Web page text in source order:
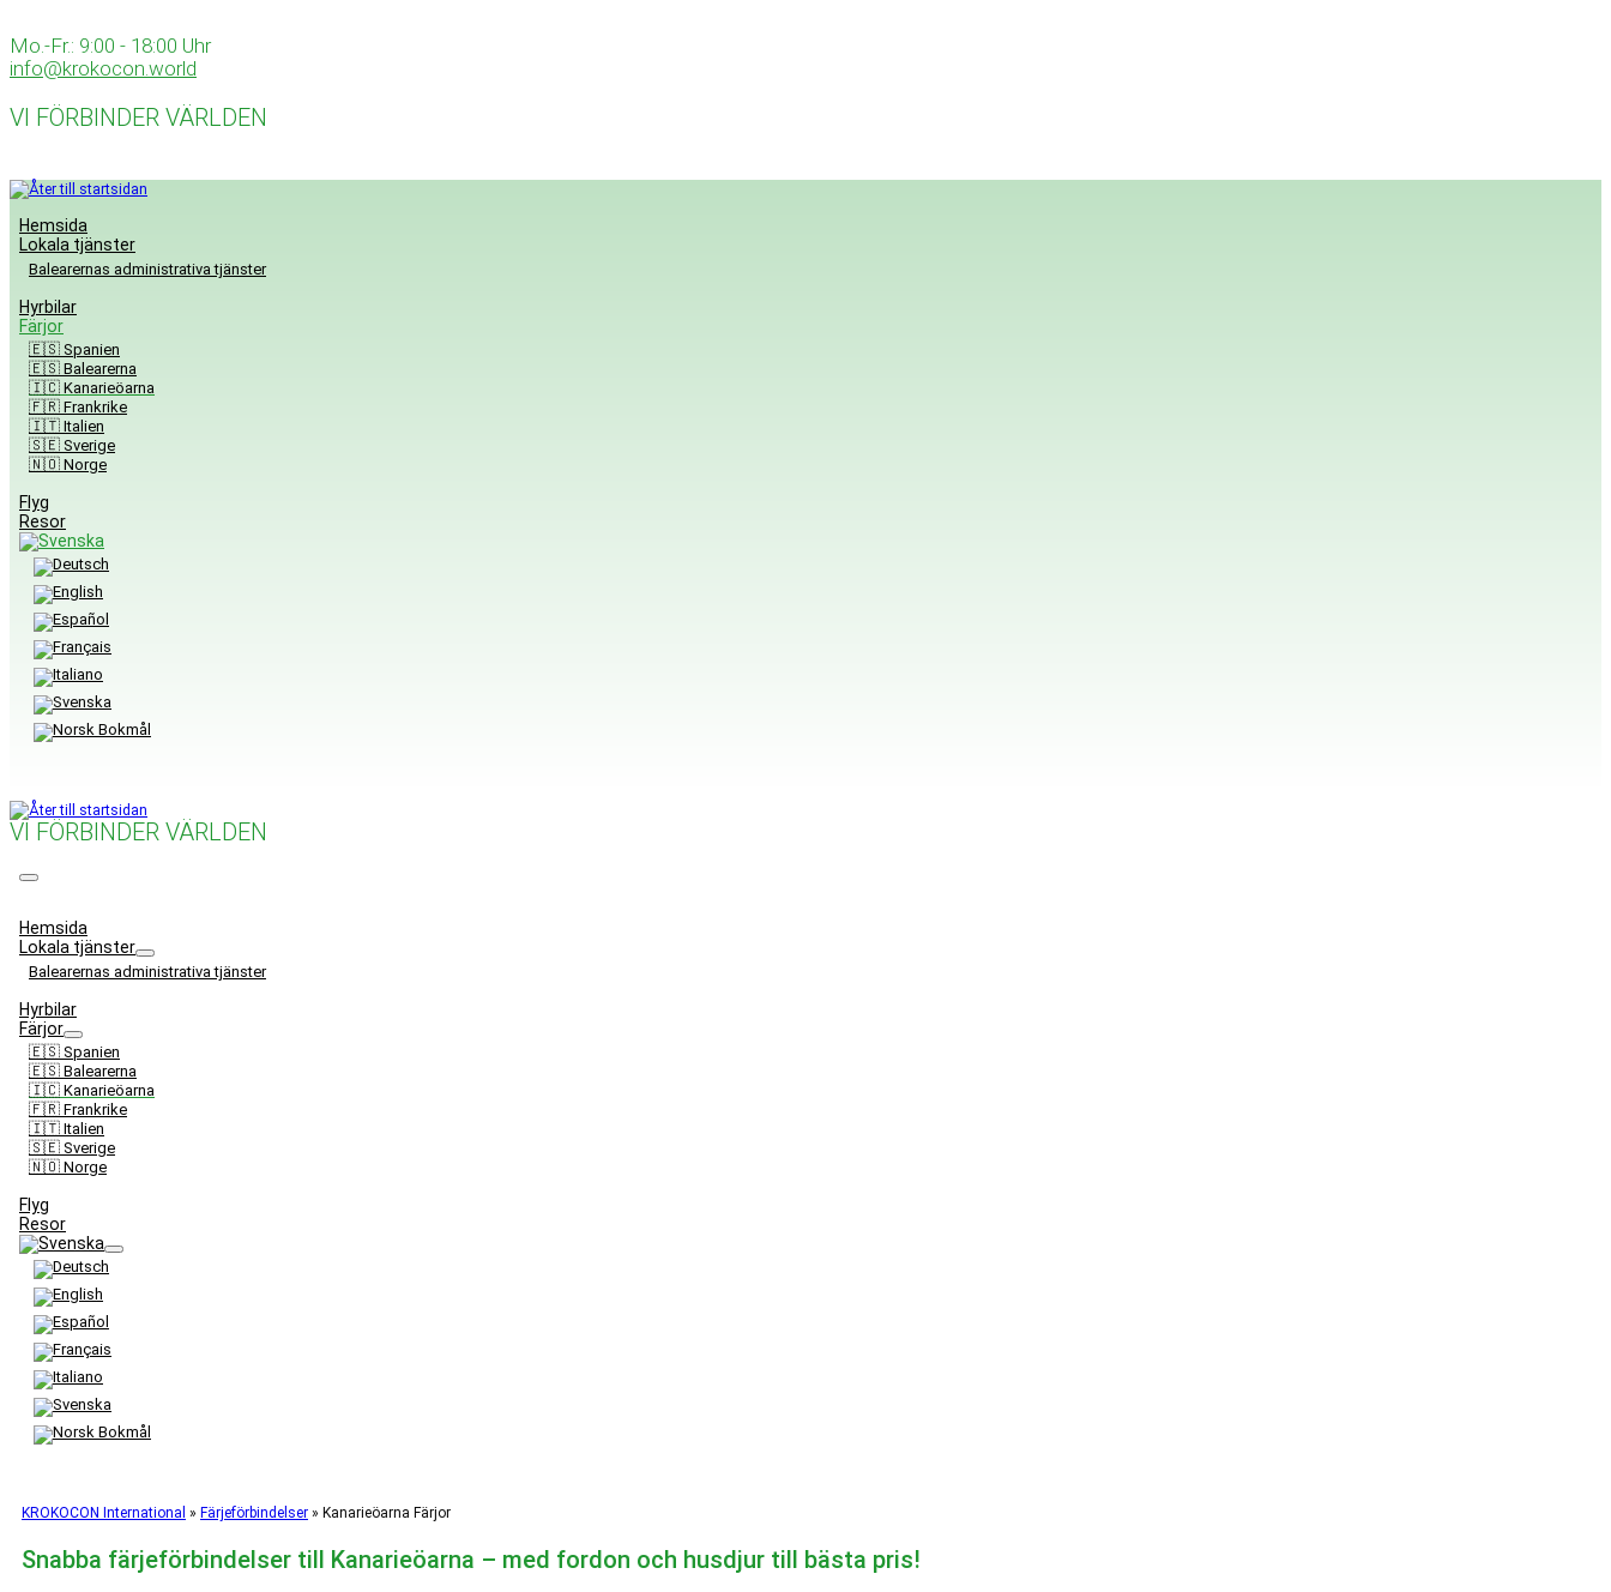
to
content
Mo.-Fr.: 9:00 - 18:00 Uhr
info@krokocon.world
VI FÖRBINDER VÄRLDEN
Hemsida
Lokala tjänster
Balearernas administrativa tjänster
Hyrbilar
Färjor
🇪🇸 Spanien
🇪🇸 Balearerna
🇮🇨 Kanarieöarna
🇫🇷 Frankrike
🇮🇹 Italien
🇸🇪 Sverige
🇳🇴 Norge
Flyg
Resor
VI FÖRBINDER VÄRLDEN
Meny
Hemsida
Lokala tjänster
Balearernas administrativa tjänster
Hyrbilar
Färjor
🇪🇸 Spanien
🇪🇸 Balearerna
🇮🇨 Kanarieöarna
🇫🇷 Frankrike
🇮🇹 Italien
🇸🇪 Sverige
🇳🇴 Norge
Flyg
Resor
KROKOCON International » Färjeförbindelser » Kanarieöarna Färjor
Snabba färjeförbindelser till Kanarieöarna – med fordon och husdjur till bästa pris!